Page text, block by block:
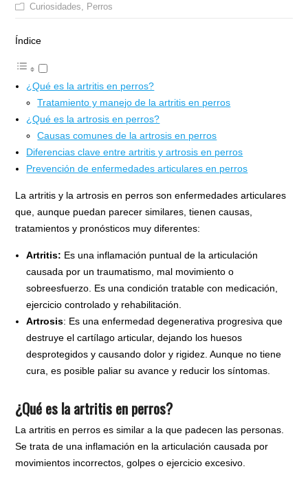
Curiosidades Perros
Índice
¿Qué es la artritis en perros?
Tratamiento y manejo de la artritis en perros
¿Qué es la artrosis en perros?
Causas comunes de la artrosis en perros
Diferencias clave entre artritis y artrosis en perros
Prevención de enfermedades articulares en perros
La artritis y la artrosis en perros son enfermedades articulares
que, aunque puedan parecer similares, tienen causas,
tratamientos y pronósticos muy diferentes:
Artritis: Es una inflamación puntual de la articulación
causada por un traumatismo, mal movimiento o
sobreesfuerzo. Es una condición tratable con medicación,
ejercicio controlado y rehabilitación.
Artrosis: Es una enfermedad degenerativa progresiva que
destruye el cartílago articular, dejando los huesos
desprotegidos y causando dolor y rigidez. Aunque no tiene
cura, es posible paliar su avance y reducir los síntomas.
¿Qué es la artritis en perros?
La artritis en perros es similar a la que padecen las personas.
Se trata de una inflamación en la articulación causada por
movimientos incorrectos, golpes o ejercicio excesivo.